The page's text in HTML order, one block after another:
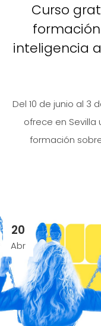
Curso
inteligencia
Del 10 de junio al 3
ofrece en Sevilla
formación
20
Abr